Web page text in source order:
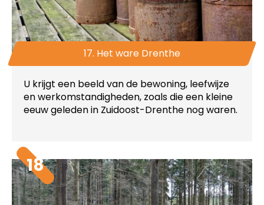
17. Het ware Drenthe
U krijgt een beeld van de bewoning, leefwijze
en werkomstandigheden, zoals die een kleine
eeuw geleden in Zuidoost-Drenthe nog waren.
18